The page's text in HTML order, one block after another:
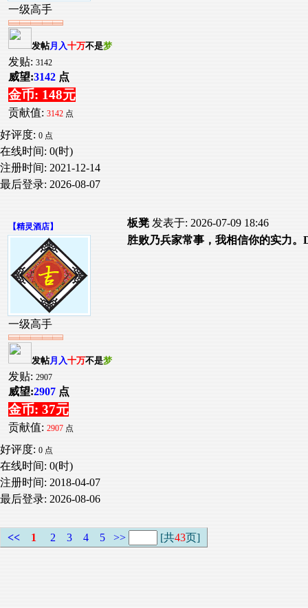
一级高手
发帖月入十万不是梦
发贴: 3142
威望:3142 点
金币: 148元
贡献值: 3142 点
好评度: 0 点
在线时间: 0(时)
注册时间: 2021-12-14
最后登录: 2026-08-07
【精灵酒店】
一级高手
发帖月入十万不是梦
发贴: 2907
威望:2907 点
金币: 37元
贡献值: 2907 点
好评度: 0 点
在线时间: 0(时)
注册时间: 2018-04-07
最后登录: 2026-08-06
板凳 发表于: 2026-07-09 18:46
胜败乃兵家常事，我相信你的实力
<< 1 2 3 4 5 >> [共43页]